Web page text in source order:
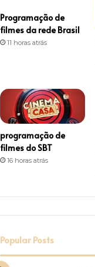
Programação de
filmes da rede Brasil
11 horas atrás
programação de
filmes do SBT
16 horas atrás
Popular Posts